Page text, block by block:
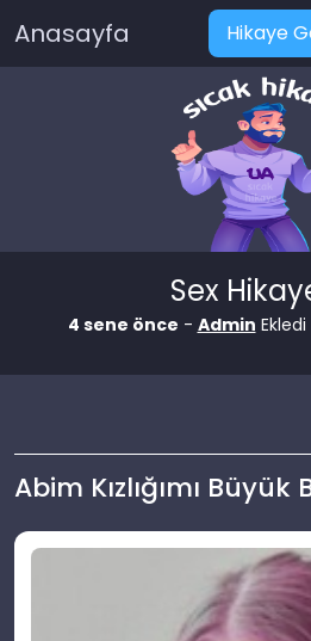
Anasayfa Hikaye
Sex
4 sene önce - Admin
Abim Kızlığımı Büyük